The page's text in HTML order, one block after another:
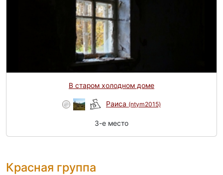
В старом холодном доме
Раиса (ntym2015)
3-e место
Красная группа